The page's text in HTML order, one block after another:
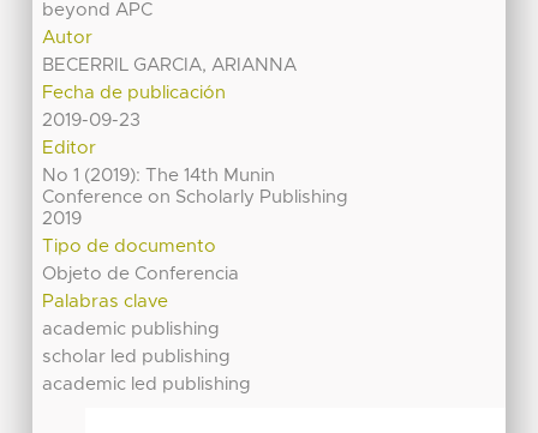
beyond APC
Autor
BECERRIL GARCIA, ARIANNA
Fecha de publicación
2019-09-23
Editor
No 1 (2019): The 14th Munin
Conference on Scholarly Publishing
2019
Tipo de documento
Objeto de Conferencia
Palabras clave
academic publishing
scholar led publishing
academic led publishing